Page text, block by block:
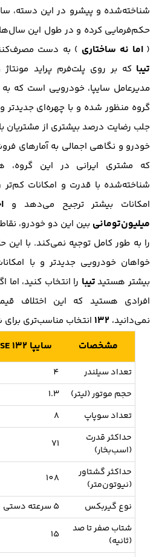
شناخته‌شده و پیشرو در این دسته،
حکم‌فرمایی کرده و در طول این
( اما نه ساختاری ) به دست
تیباکه بر روی پلت‌فرم پراید
مدیر‌عامل سایپا، خودرویی‌ است که به
گروه منظور شده و با چهره‌ای جدید‌تر
جلب رضایت درصد بیشتری از مشتریان
خودرو و نگاهی اجمالی به ‌آمار‌های
که مشتری ایرانی در این گروه،
شناخته‌شده با قدرت و امکانات کم‌تر
امکانات بیشتر ترجیح می‌دهد و
میلیون‌تومانی بین این دو خودرو،
را به طور کامل توجیه نمی‌کند. با این
خواهان خودرویی جدید‌تر و با
بیشتر هستیدتیبا را انتخاب کنید،
افرادی هستید که این اختلاف
نمی‌دانید، 132 انتخاب مناسب‌تری
مشخصات سایپا 132 SE
تعداد سیلندر 4
حجم موتور (لیتر)
1.3
تعداد سوپاپ
8
حداکثر قدرت
(اسب‌بخار)
71
حداکثر گشتاور
(نیوتون‌متر)
108
نوع گیربکس 5 سرعته‌‌ دستی
شتاب صفر تا صد
(ثانیه)
15